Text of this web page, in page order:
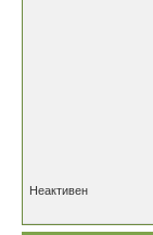
Неактивен